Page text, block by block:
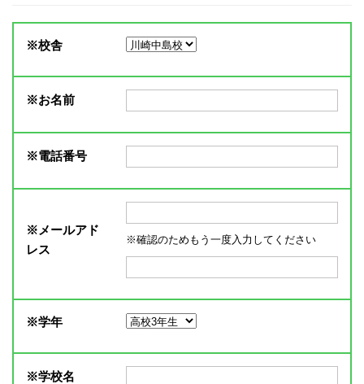
※校舎
※お名前
※電話番号
※ メールアド
レス
※確認のためもう一度入力してください
※学年
※学校名